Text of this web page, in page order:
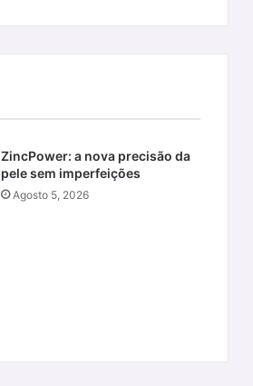
ZincPower: a nova precisão da
pele sem imperfeições
Agosto 5, 2026